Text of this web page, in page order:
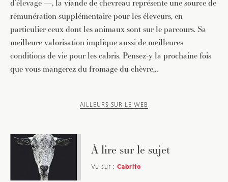
d’élevage —, la viande de chevreau représente une source de
rémunération supplémentaire pour les éleveurs, en
particulier ceux dont les animaux sont sur le parcours. Sa
meilleure valorisation implique aussi de meilleures
conditions de vie pour les cabris. Pensez-y la prochaine fois
que vous mangerez du fromage du chèvre…
AILLEURS SUR LE WEB
À lire sur le sujet
Vu sur : Cabrito